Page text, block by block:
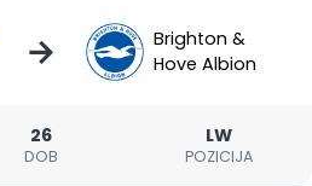
→
Brighton &
Hove Albion
26
DOB
LW
POZICIJA